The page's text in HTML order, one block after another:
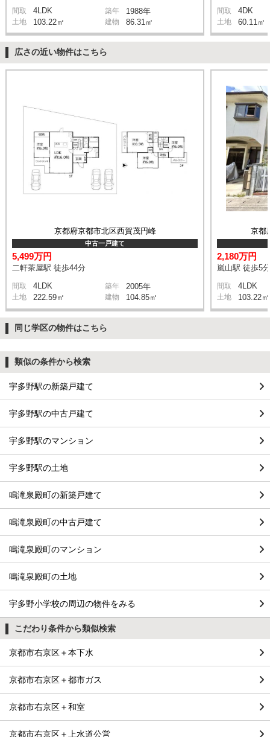
間取 4LDK 築年 1988年
土地 103.22㎡ 建物 86.31㎡
間取 4DK
土地 60.11㎡
広さの近い物件はこちら
京都府京都市北区西賀茂円峰
中古一戸建て
5,499万円
二軒茶屋駅 徒歩44分
間取 4LDK 築年 2005年
土地 222.59㎡ 建物 104.85㎡
京都
2,180万円
嵐山駅 徒歩5分
間取 4LDK
土地 103.22㎡
同じ学区の物件はこちら
類似の条件から検索
宇多野駅の新築戸建て
宇多野駅の中古戸建て
宇多野駅のマンション
宇多野駅の土地
鳴滝泉殿町の新築戸建て
鳴滝泉殿町の中古戸建て
鳴滝泉殿町のマンション
鳴滝泉殿町の土地
宇多野小学校の周辺の物件をみる
こだわり条件から類似検索
京都市右京区＋本下水
京都市右京区＋都市ガス
京都市右京区＋和室
京都市右京区＋上水道公営